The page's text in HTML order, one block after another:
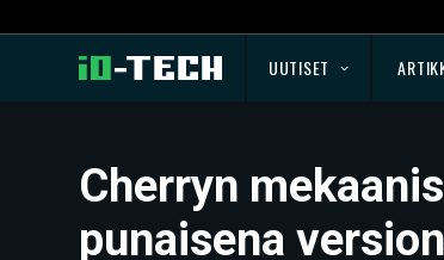
UUTISET
Cherryn
punaisena